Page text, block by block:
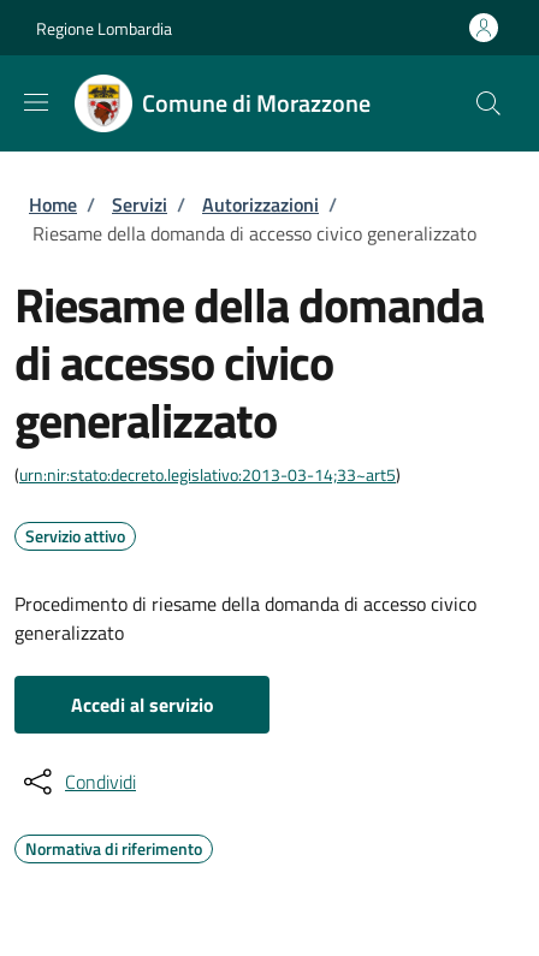
Regione Lombardia
Comune di Morazzone
Briciole di pane
Home / Servizi / Autorizzazioni /
Riesame della domanda di accesso civico generalizzato
Riesame della domanda
di accesso civico
generalizzato
(urn:nir:stato:decreto.legislativo:2013-03-14;33~art5)
Servizio attivo
Procedimento di riesame della domanda di accesso civico
generalizzato
Accedi al servizio
Condividi
Normativa di riferimento